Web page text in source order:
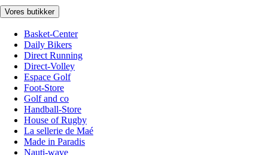
Vores butikker
Basket-Center
Daily Bikers
Direct Running
Direct-Volley
Espace Golf
Foot-Store
Golf and co
Handball-Store
House of Rugby
La sellerie de Maé
Made in Paradis
Nauti-wave